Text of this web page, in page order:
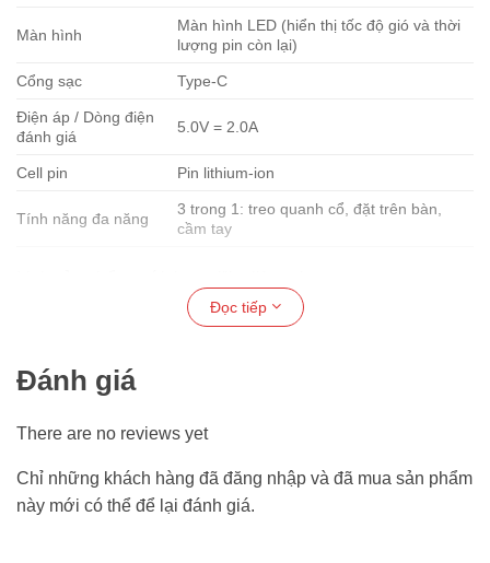
Màn hình
Màn hình LED (hiển thị tốc độ gió và thời
lượng pin còn lại)
Cổng sạc Type-C
Điện áp / Dòng điện
đánh giá
5.0V = 2.0A
Cell pin Pin lithium-ion
Tính năng đa năng
3 trong 1: treo quanh cổ, đặt trên bàn,
cầm tay
Đọc tiếp
Đánh giá
There are no reviews yet
Chỉ những khách hàng đã đăng nhập và đã mua sản phẩm
này mới có thể để lại đánh giá.